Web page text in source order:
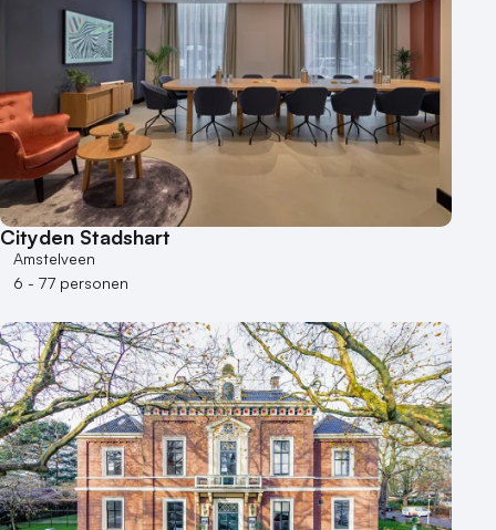
Cityden Stadshart
Amstelveen
6 - 77 personen